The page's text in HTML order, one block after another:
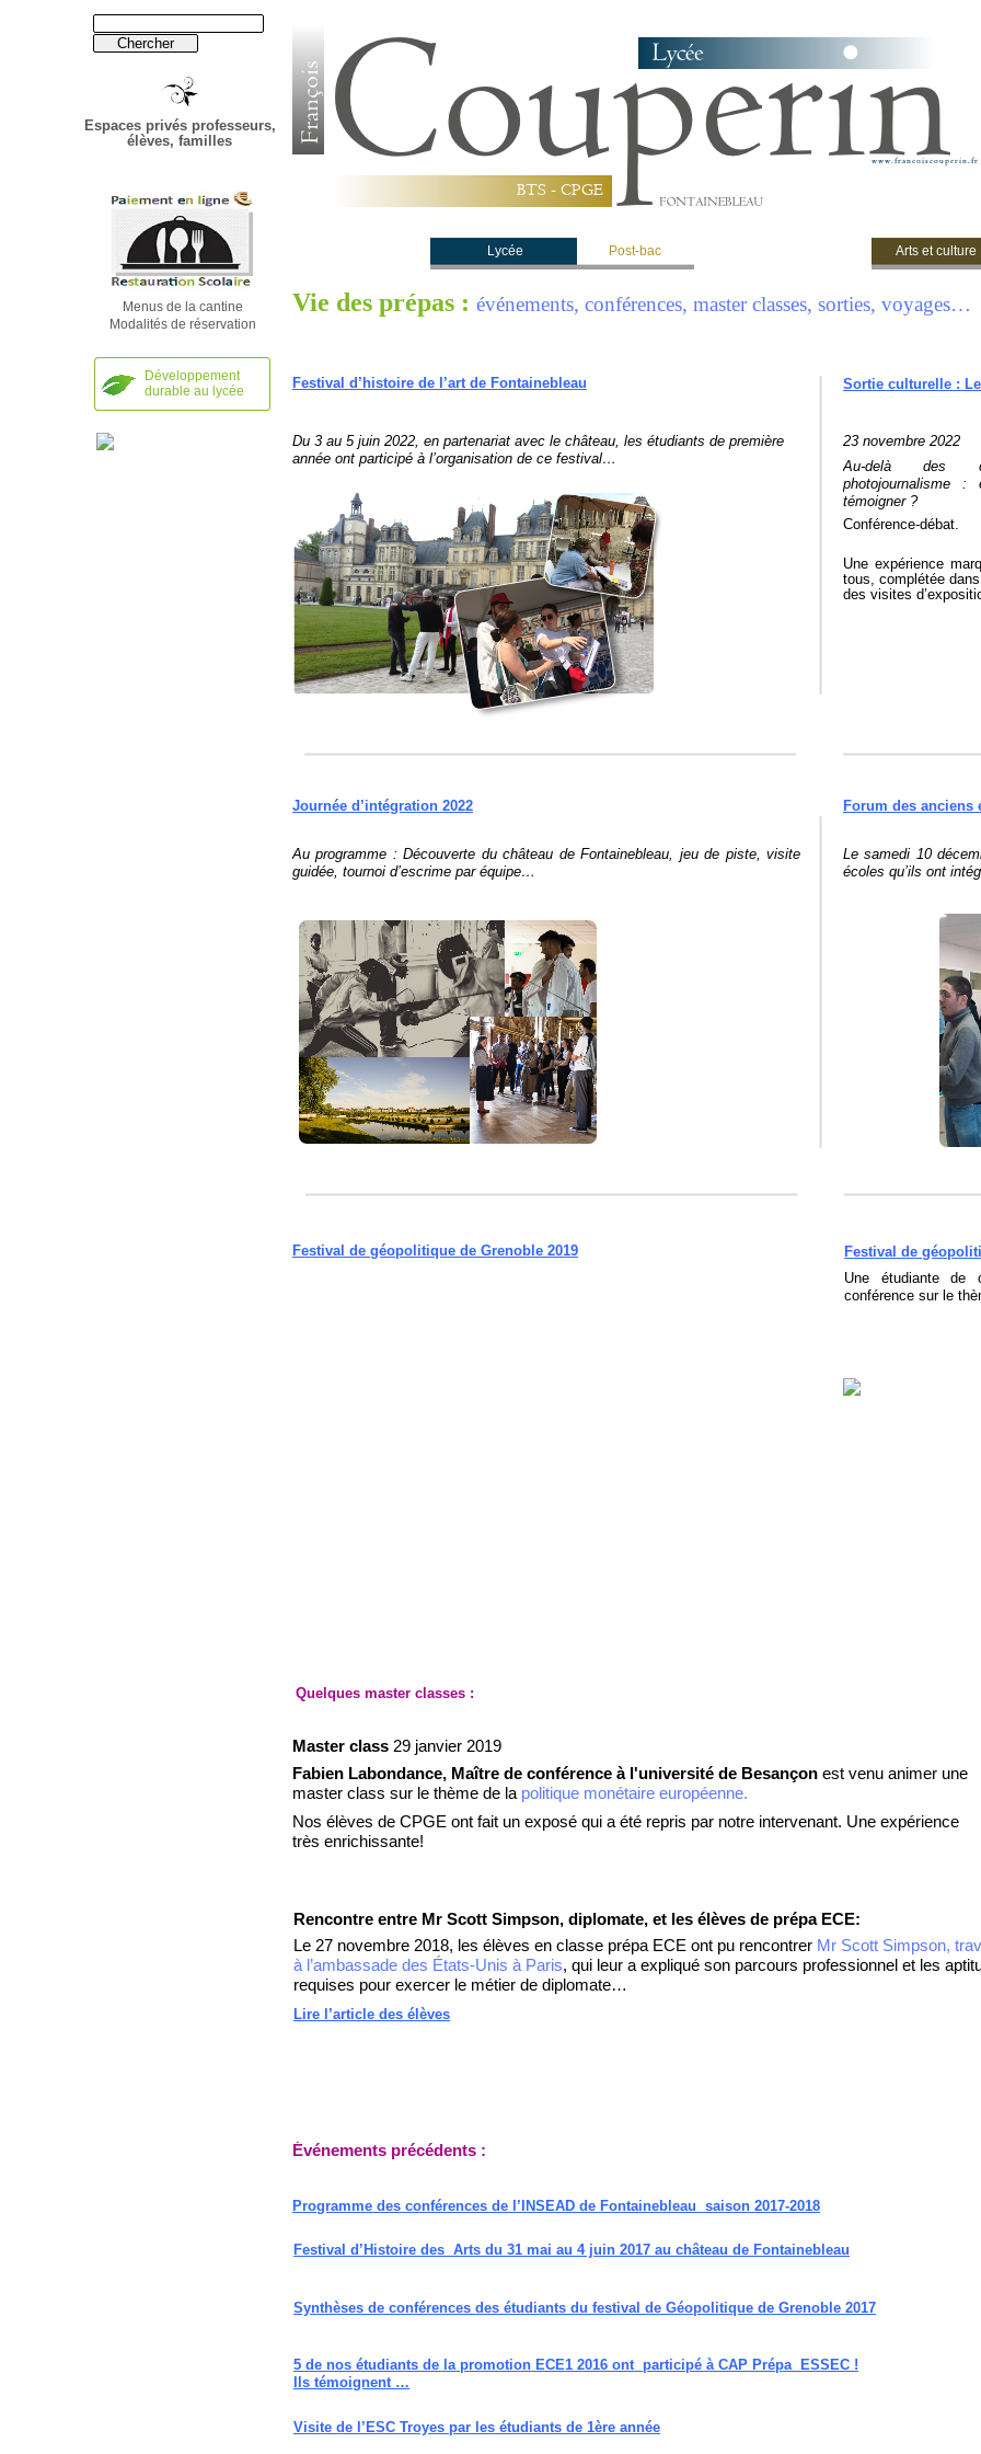
Espaces privés professeurs,
élèves, familles
Menus de la cantine
Modalités de réservation
Développement
durable au lycée
BTS - CPGE
Arts et culture
Post-bac
Lycée
Vie des prépas : événements, conférences, master classes, sorties, voyages…
Visite de l’ESC Troyes par les étudiants de 1ère année
5 de nos étudiants de la promotion ECE1 2016 ont participé à CAP Prépa ESSEC !
Ils témoignent …
Synthèses de conférences des étudiants du festival de Géopolitique de Grenoble 2017
Festival d’Histoire des Arts du 31 mai au 4 juin 2017 au château de Fontainebleau
Programme des conférences de l’INSEAD de Fontainebleau saison 2017-2018
Rencontre entre Mr Scott Simpson, diplomate, et les élèves de prépa ECE:
Le 27 novembre 2018, les élèves en classe prépa ECE ont pu rencontrer Mr Scott Simpson,
à l’ambassade des États-Unis à Paris, qui leur a expliqué son parcours professionnel et les
requises pour exercer le métier de diplomate…
Lire l’article des élèves
Festival d’histoire de l’art de Fontainebleau
Festival de géopolitique de Grenoble 2019
Master class 29 janvier 2019
Fabien Labondance, Maître de conférence à l'université de Besançon est venu animer une
master class sur le thème de la politique monétaire européenne.
Nos élèves de CPGE ont fait un exposé qui a été repris par notre intervenant. Une expérience
très enrichissante!
Festival de
Une étudiante de
conférence sur le
Événements précédents :
Sortie culturelle :
23 novembre 2022
Au-delà des
photojournalisme :
témoigner ?
Conférence-débat.
Une expérience
tous, complétée
des visites
Journée d’intégration 2022
Du 3 au 5 juin 2022, en partenariat avec le château, les étudiants de première
année ont participé à l’organisation de ce festival…
Au programme : Découverte du château de Fontainebleau, jeu de piste, visite
guidée, tournoi d’escrime par équipe…
Forum des anciens
Le samedi 10
écoles qu’ils ont
Quelques master classes :